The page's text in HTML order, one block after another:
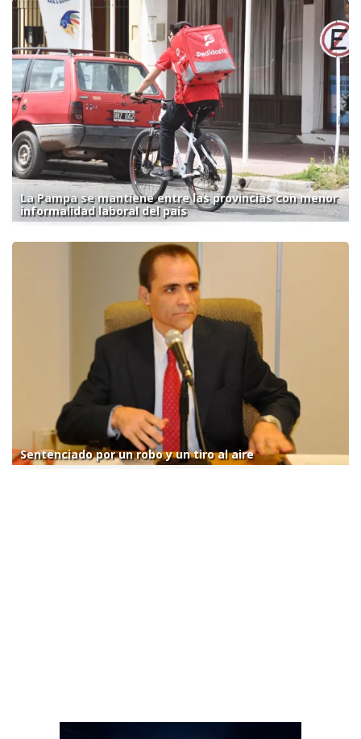
La Pampa se mantiene entre las provincias con menor
informalidad laboral del país
Sentenciado por un robo y un tiro al aire